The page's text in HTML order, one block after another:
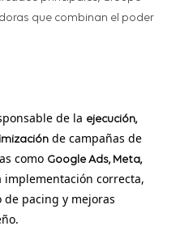
que combinan el poder
de la ejecución,
de campañas de
como Google Ads, Meta,
implementación correcta,
pacing y mejoras